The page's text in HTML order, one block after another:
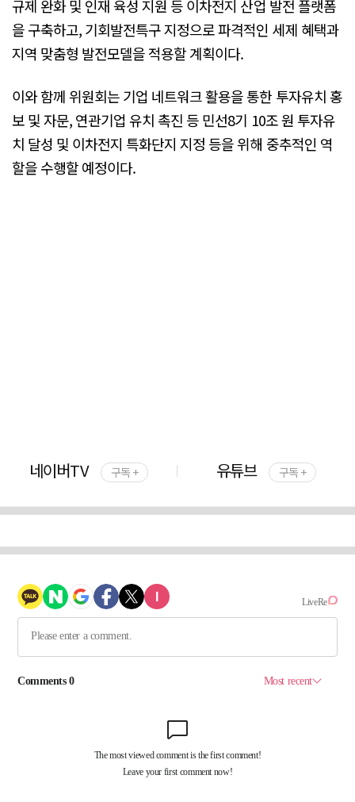
규제 완화 및 인재 육성 지원 등 이차전지 산업 발전 플랫폼
을 구축하고, 기회발전특구 지정으로 파격적인 세제 혜택과
지역 맞춤형 발전모델을 적용할 계획이다.
이와 함께 위원회는 기업 네트워크 활용을 통한 투자유치 홍
보 및 자문, 연관기업 유치 촉진 등 민선8기 10조 원 투자유
치 달성 및 이차전지 특화단지 지정 등을 위해 중추적인 역
할을 수행할 예정이다.
네이버TV 구독 + 유튜브 구독 +